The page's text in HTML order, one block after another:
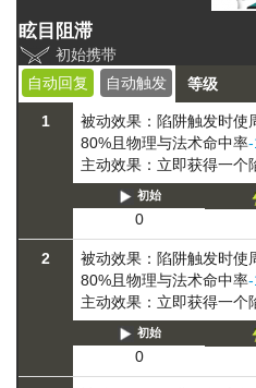
眩目阻滞
初始携带
自动回复
自动触发 等级
1 被动效果：陷阱触发时使
80% 且物理与法术命中率
主动效果：立即获得一个
初始
0
2 被动效果：陷阱触发时使
80% 且物理与法术命中率
主动效果：立即获得一个
初始
0